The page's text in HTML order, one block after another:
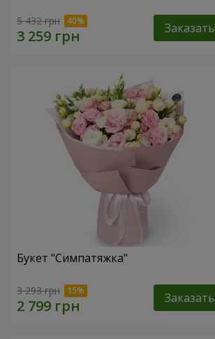
5 432 грн Заказать
Букет "Симпатяжка"
3 293 грн Заказать